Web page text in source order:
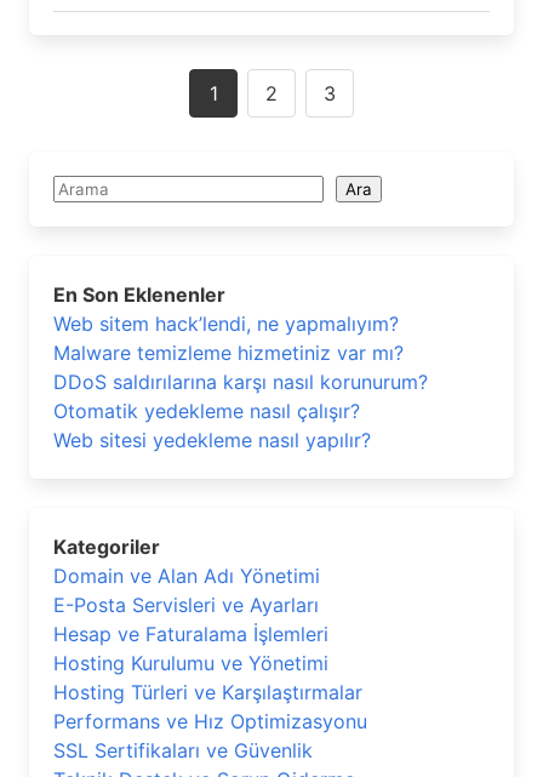
1 2 3
Ara Ara
En Son Eklenenler
Web sitem hack’lendi, ne yapmalıyım?
Malware temizleme hizmetiniz var mı?
DDoS saldırılarına karşı nasıl korunurum?
Otomatik yedekleme nasıl çalışır?
Web sitesi yedekleme nasıl yapılır?
Kategoriler
Domain ve Alan Adı Yönetimi
E-Posta Servisleri ve Ayarları
Hesap ve Faturalama İşlemleri
Hosting Kurulumu ve Yönetimi
Hosting Türleri ve Karşılaştırmalar
Performans ve Hız Optimizasyonu
SSL Sertifikaları ve Güvenlik